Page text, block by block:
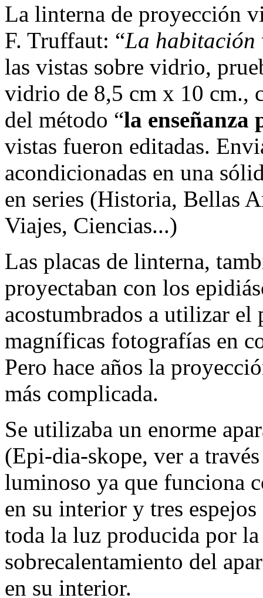
La linterna de proyección
F. Truffaut: “La habitación
las vistas sobre vidrio,
vidrio de 8,5 cm x 10 cm.,
del método “la enseñanza
vistas fueron editadas.
acondicionadas en una
en series (Historia, Bellas
Viajes, Ciencias...)
Las placas de linterna,
proyectaban con los
acostumbrados a utilizar
magníficas fotografías en
Pero hace años la
más complicada.
Se utilizaba un enorme
(Epi-dia-skope, ver a
luminoso ya que funciona
en su interior y tres
toda la luz producida por
sobrecalentamiento del
en su interior.